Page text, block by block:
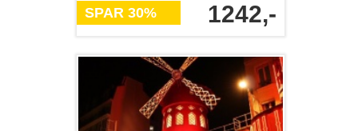
SPAR 30% 1242,-